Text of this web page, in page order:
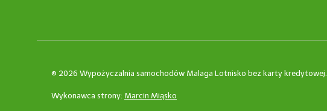
© 2026 Wypożyczalnia samochodów Malaga Lotnisko bez karty kredytowej.
Wykonawca strony: Marcin Miąsko